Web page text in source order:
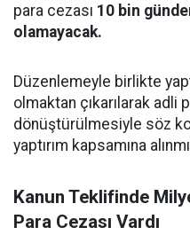
para cezası 10 bin
olamayacak.
Düzenlemeyle birlikte
olmaktan çıkarılarak adli
dönüştürülmesiyle söz
yaptırım kapsamına
Kanun Teklifinde
Para Cezası Vardı